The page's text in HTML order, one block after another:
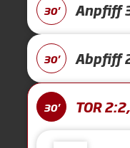
30' Anpfiff
30' Abpfiff
30' TOR